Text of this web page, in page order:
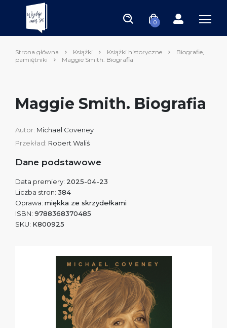
0
Strona główna Książki Książki historyczne
Biografie,
pamiętniki
Maggie Smith. Biografia
Maggie Smith. Biografia
Autor: Michael Coveney
Przekład: Robert Waliś
Dane podstawowe
Data premiery: 2025-04-23
Liczba stron: 384
Oprawa: miękka ze skrzydełkami
ISBN: 9788368370485
SKU: K800925